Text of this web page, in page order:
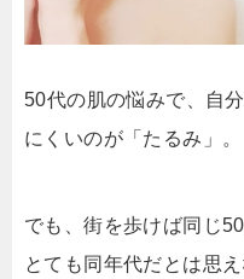
50代の肌の悩みで、自
にくいのが「たるみ」。
でも、街を歩けば同じ
とても同年代だとは思